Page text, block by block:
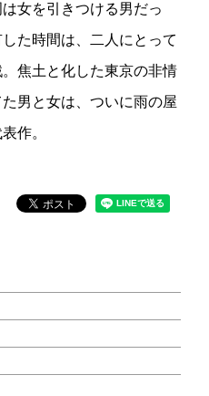
女を引きつける男だっ
た時間は、二人にとって
焦土と化した東京の非情
男と女は、ついに雨の屋
作。